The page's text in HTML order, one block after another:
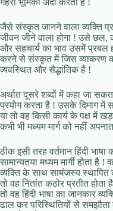
गहरी भूमिका अदा करता है !
जैसे संस्कृत जानने वाला व्यक्ति
जीवन जीने वाला होगा ! उसे छल,
और सहचार्य का भाव उसमें प्रबल
करने से संस्कृत में जिस व्याकरण
व्यवस्थित और सैद्धांतिक है !
अर्थात दूसरे शब्दों में कहा जा
प्रयोग करता है ! उसके दिमाग में
या तो वह किसी कार्य के पक्ष में
कभी भी मध्यम मार्ग को नहीं
ठीक इसी तरह वर्तमान हिंदी
सामान्यतया मध्यम मार्गी होता
व्यक्ति के साथ सामंजस्य
तो वह नितांत कठोर प्रतीत
तो वह हिंदी भाषा का जानकार
ढाल कर परिस्थितियों से